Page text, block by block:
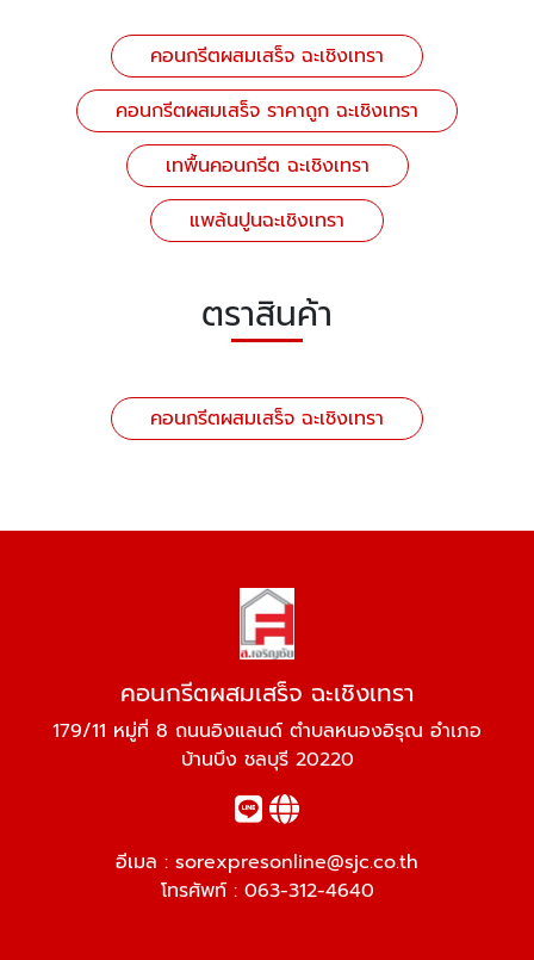
คอนกรีตผสมเสร็จ ฉะเชิงเทรา
คอนกรีตผสมเสร็จ ราคาถูก ฉะเชิงเทรา
เทพื้นคอนกรีต ฉะเชิงเทรา
แพล้นปูนฉะเชิงเทรา
ตราสินค้า
คอนกรีตผสมเสร็จ ฉะเชิงเทรา
คอนกรีตผสมเสร็จ ฉะเชิงเทรา
179/11 หมู่ที่ 8 ถนนอิงแลนด์ ตำบลหนองอิรุณ อำเภอ
บ้านบึง ชลบุรี 20220
อีเมล : sorexpresonline@sjc.co.th
โทรศัพท์ : 063-312-4640